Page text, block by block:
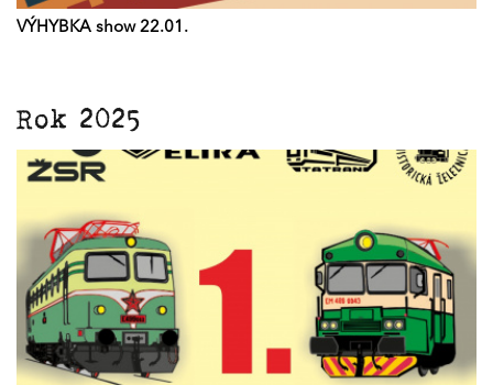
VÝHYBKA show 22.01.
Rok 2025